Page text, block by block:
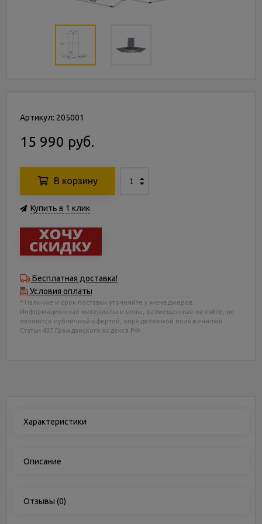
Артикул: 205001
15 990 руб.
В корзину
Купить в 1 клик
Бесплатная доставка!
Условия оплаты
* Наличие и срок поставки уточняйте у менеджеров.
Информационные материалы и цены, размещенные на сайте, не
являются публичной офертой, определяемой положениями
Статьи 437 Гражданского кодекса РФ.
Характеристики
Описание
Отзывы (0)